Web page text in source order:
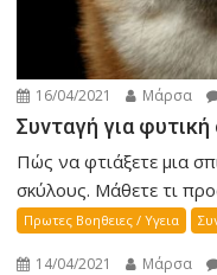
16/04/2021 Μάρσα
Συνταγή για
Πώς να φτιάξετε μια
σκύλους. Μάθετε τι
Πρωτες Βοηθειες / Υγεια
14/04/2021 Μάρσα